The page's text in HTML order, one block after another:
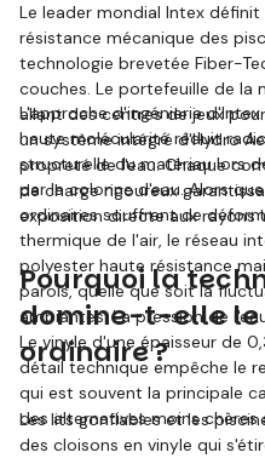
Le leader mondial Intex
résistance mécanique des
technologie brevetée Fiber-
couches. Le portefeuille de la
allant des centres de jeux
un système intégré d'Hydro
propreté de l'eau. Chaque
de charge rigoureux
exposition directe aux rayons
L'approche d'ingénierie
haute molécularité réduit
structurelle du matériau lors
par la colonne d'eau. Alors
ordinaires souffrent de
thermique de l'air, le réseau
polyester haute résistance
parois, quelle que soit la
ambiantes. La pression de
Le vinyle d'une épaisseur de
détail technique empêche le
qui est souvent la principale
des alternatives moins chères
Pourquoi la
domine-t-elle le
ordinaire ?
Les lits gonflables et les
des cloisons en vinyle qui